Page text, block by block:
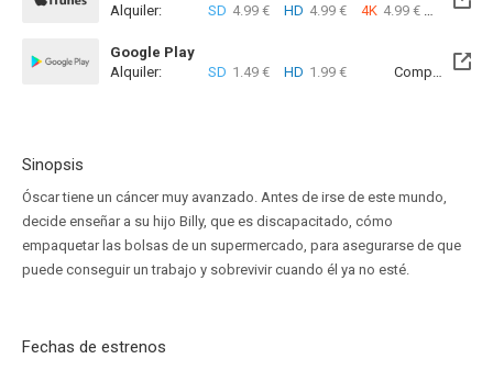
Alquiler:
SD 4.99 € HD 4.99 € 4K 4.99 €
Google Play
Alquiler:
SD 1.49 € HD 1.99 € Compra: SD
Sinopsis
Óscar tiene un cáncer muy avanzado. Antes de irse de este mundo,
decide enseñar a su hijo Billy, que es discapacitado, cómo
empaquetar las bolsas de un supermercado, para asegurarse de que
puede conseguir un trabajo y sobrevivir cuando él ya no esté.
Fechas de estrenos